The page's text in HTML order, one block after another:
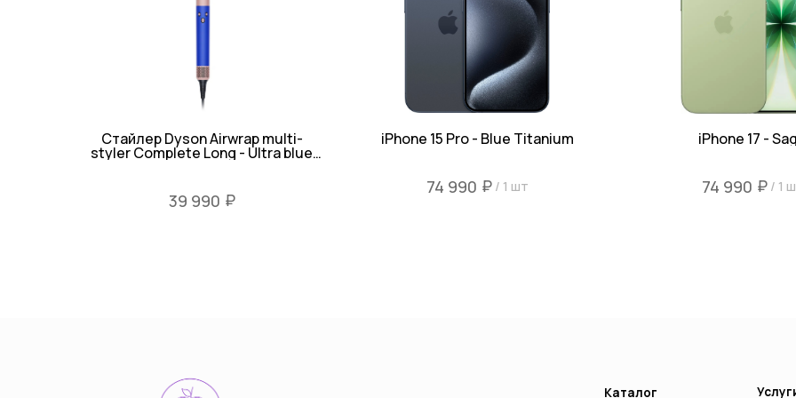
Стайлер Dyson Airwrap multi-
styler Complete Long - Ultra blue
Blush pink
39 990 ₽
iPhone 15 Pro - Blue Titanium
74 990 ₽ / 1 шт
iPhone 17 -
74 990 ₽ / 1